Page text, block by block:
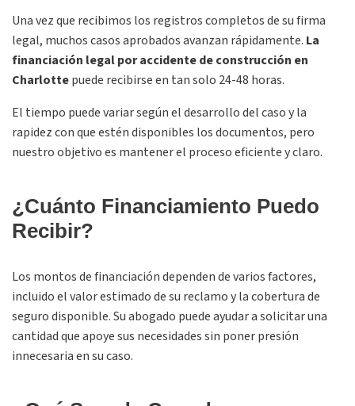
Una vez que recibimos los registros completos de su firma
legal, muchos casos aprobados avanzan rápidamente. La
financiación legal por accidente de construcción en
Charlottepuede recibirse en tan solo 24-48 horas.
El tiempo puede variar según el desarrollo del caso y la
rapidez con que estén disponibles los documentos, pero
nuestro objetivo es mantener el proceso eficiente y claro.
¿Cuánto Financiamiento Puedo
Recibir?
Los montos de financiación dependen de varios factores,
incluido el valor estimado de su reclamo y la cobertura de
seguro disponible. Su abogado puede ayudar a solicitar una
cantidad que apoye sus necesidades sin poner presión
innecesaria en su caso.